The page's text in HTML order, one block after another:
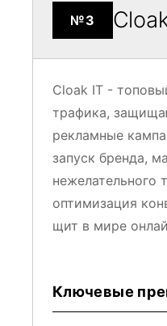
№3
Cloak IT -
трафика,
рекламные
запуск бренда,
нежелательного
оптимизация
щит в мире
Ключевые